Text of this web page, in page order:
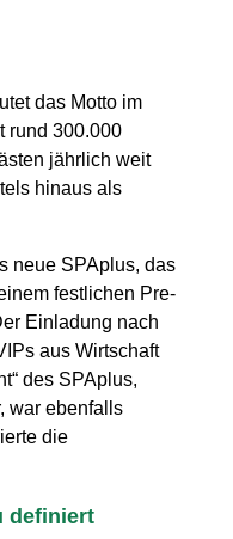
das Motto im
rund 300.000
jährlich weit
hinaus als
neue SPAplus, das
festlichen Pre-
Einladung nach
aus Wirtschaft
des SPAplus,
war ebenfalls
die
definiert